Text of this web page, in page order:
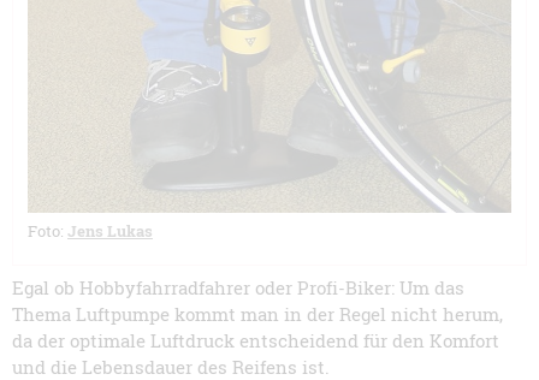
Foto: Jens Lukas
Egal ob Hobbyfahrradfahrer oder Profi-Biker: Um das
Thema Luftpumpe kommt man in der Regel nicht herum,
da der optimale Luftdruck entscheidend für den Komfort
und die Lebensdauer des Reifens ist.